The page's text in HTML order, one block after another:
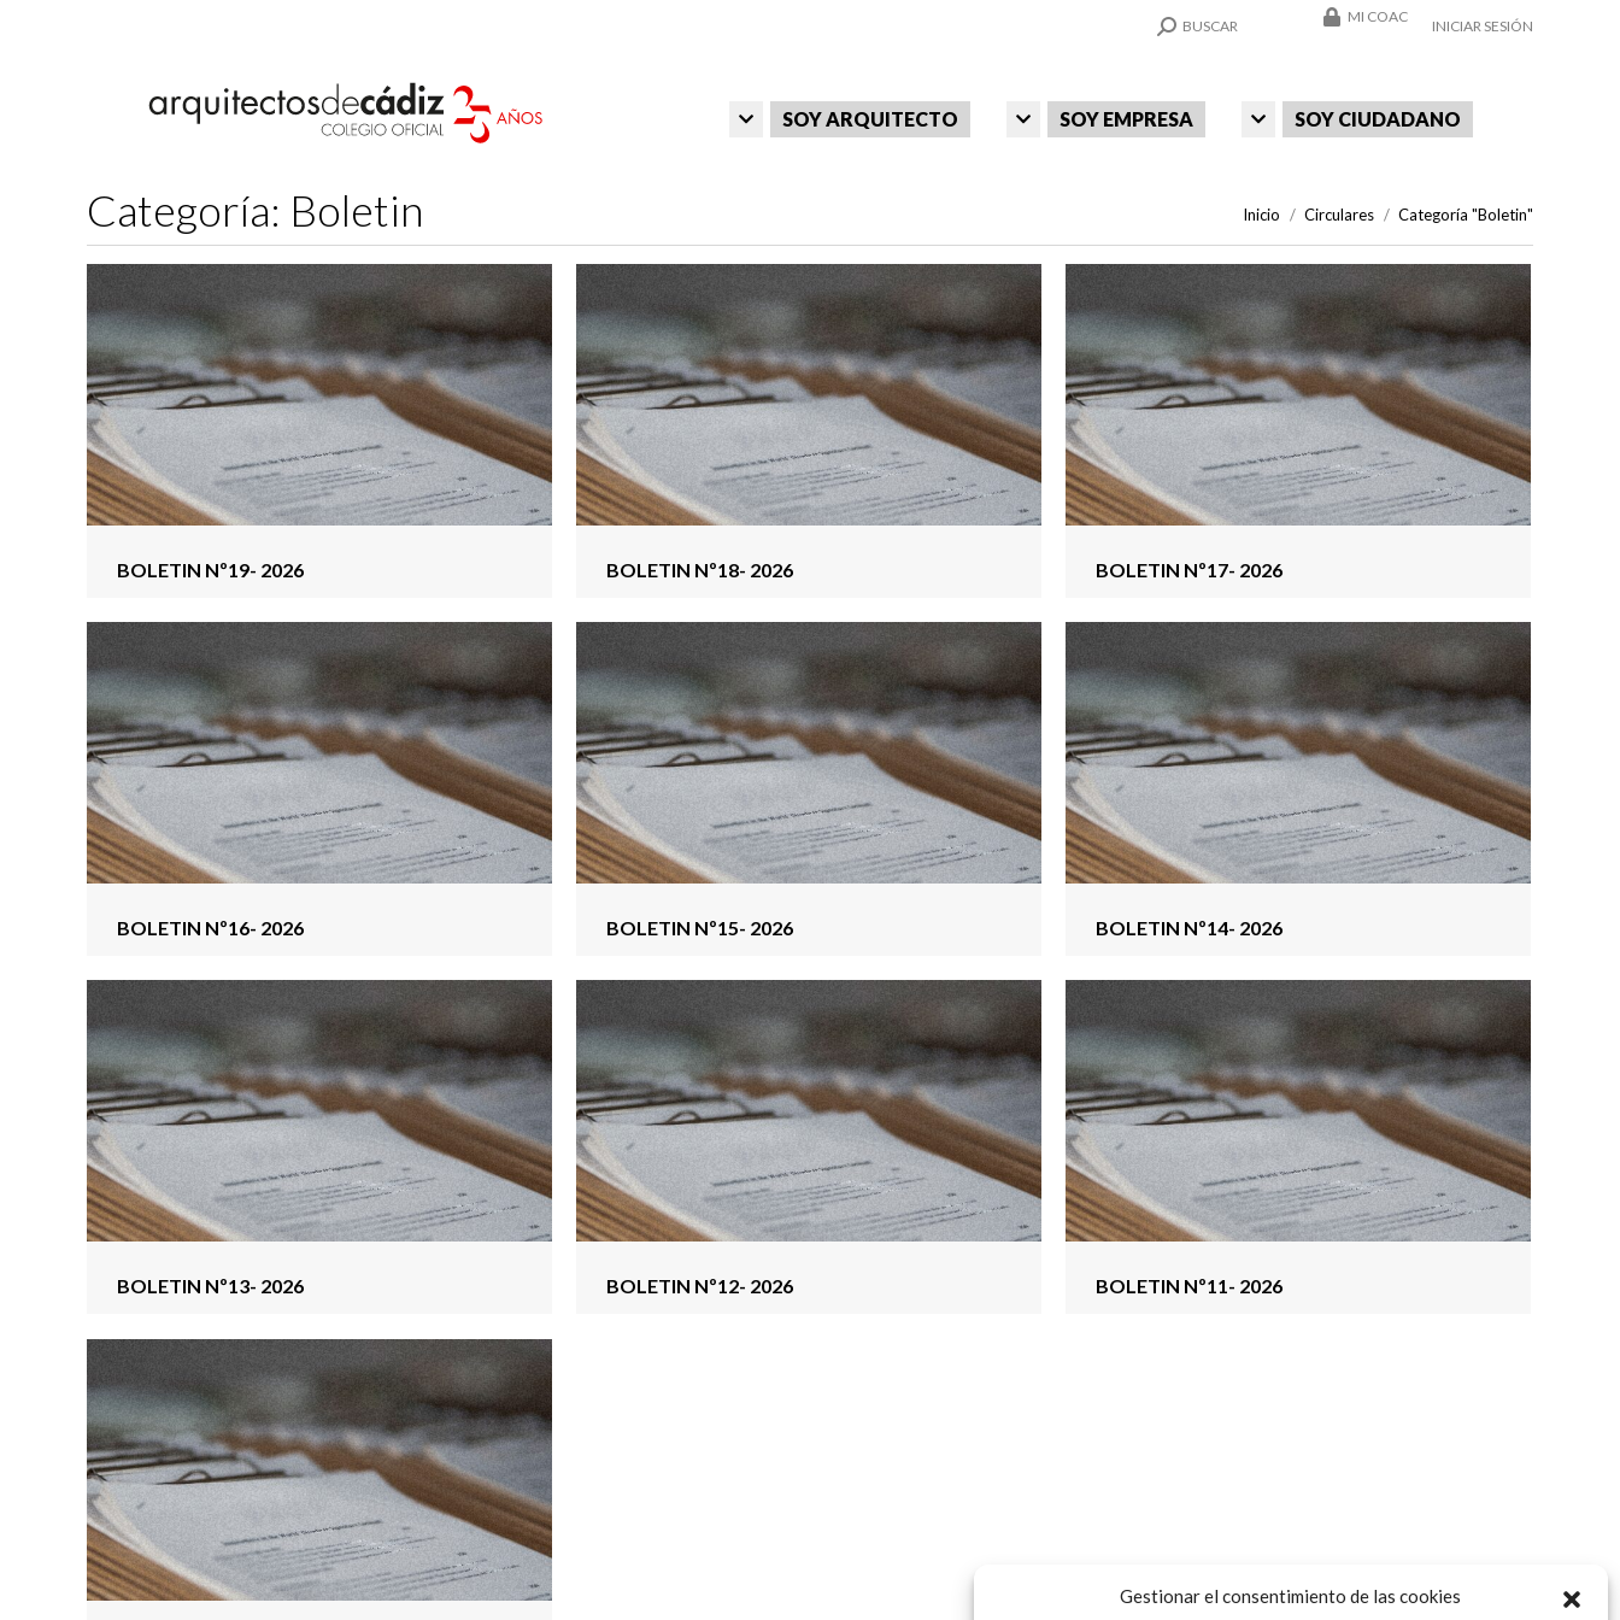
Gestionar el consentimiento de las cookies
SEARCH:
BUSCAR
MI COAC
INICIAR SESIÓN
SOY ARQUITECTO SOY EMPRESA SOY CIUDADANO
Categoría: Boletin Estás aquí:
Inicio Circulares Categoría "Boletin"
BOLETIN Nº19- 2026 BOLETIN Nº18- 2026 BOLETIN Nº17- 2026
BOLETIN Nº16- 2026 BOLETIN Nº15- 2026 BOLETIN Nº14- 2026
BOLETIN Nº13- 2026 BOLETIN Nº12- 2026 BOLETIN Nº11- 2026